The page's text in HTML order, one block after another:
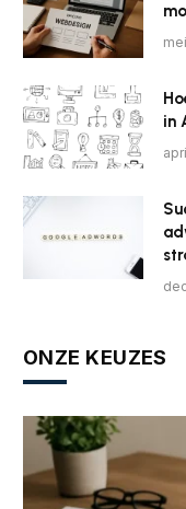
in
ONZE KEUZES